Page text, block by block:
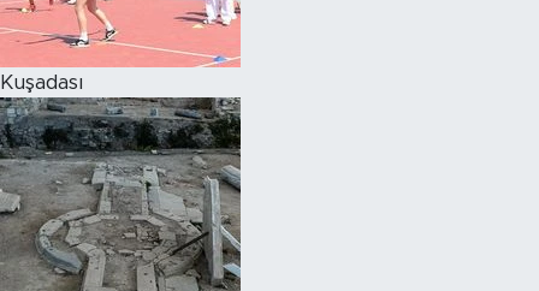
Kuşadası